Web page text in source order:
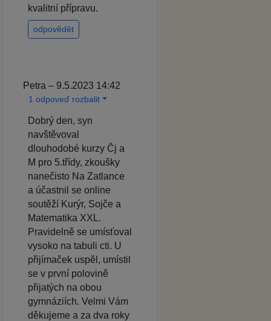
kvalitní přípravu.
odpovědět
Petra – 9.5.2023 14:42
1 odpoveď rozbalit
Dobrý den, syn
navštěvoval
dlouhodobé kurzy Čj a
M pro 5.třídy, zkoušky
nanečisto Na Zatlance
a účastnil se online
soutěží Kurýr, Sojče a
Matematika XXL.
Pravidelně se umísťoval
vysoko na tabuli cti. U
přijímaček uspěl, umístil
se v první polovině
přijatých na obou
gymnáziích. Velmi Vám
děkujeme a za dva roky